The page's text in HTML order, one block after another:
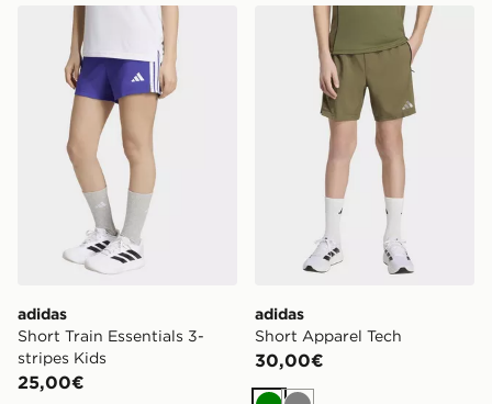
adidas Short Train Essentials 3-stripes Kids
adidas
Short Train Essentials 3-
stripes Kids
25,00€
adidas Short Apparel Tech
adidas
Short Apparel Tech
30,00€